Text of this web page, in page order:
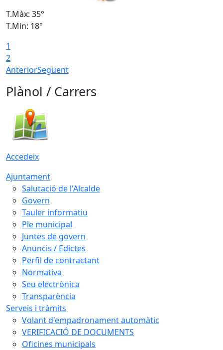
T.Màx: 35°
T.Min: 18°
1
2
AnteriorSegüent
Plànol / Carrers
Accedeix
Ajuntament
Salutació de l'Alcalde
Govern
Tauler informatiu
Ple municipal
Juntes de govern
Anuncis / Edictes
Perfil de contractant
Normativa
Seu electrònica
Transparència
Serveis i tràmits
Volant d'empadronament automàtic
VERIFICACIÓ DE DOCUMENTS
Oficines municipals